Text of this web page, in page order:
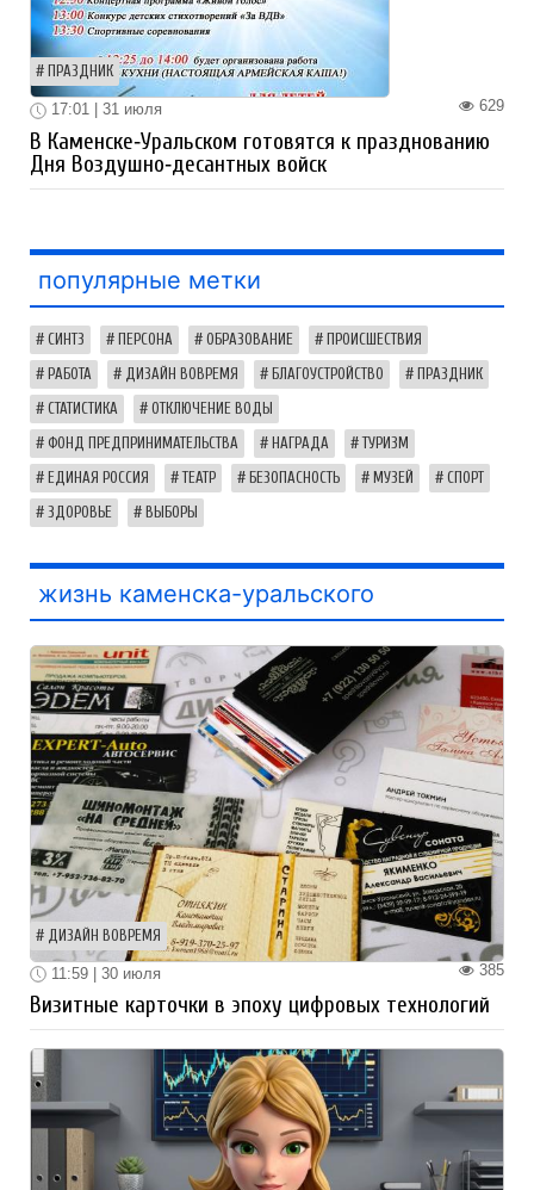
ПРАЗДНИК
629
17:01 | 31 июля
В Каменске‑Уральском готовятся к празднованию
Дня Воздушно‑десантных войск
популярные метки
СИНТЗ ПЕРСОНА ОБРАЗОВАНИЕ ПРОИСШЕСТВИЯ
РАБОТА ДИЗАЙН ВОВРЕМЯ БЛАГОУСТРОЙСТВО ПРАЗДНИК
СТАТИСТИКА ОТКЛЮЧЕНИЕ ВОДЫ
ФОНД ПРЕДПРИНИМАТЕЛЬСТВА НАГРАДА ТУРИЗМ
ЕДИНАЯ РОССИЯ ТЕАТР БЕЗОПАСНОСТЬ МУЗЕЙ СПОРТ
ЗДОРОВЬЕ ВЫБОРЫ
жизнь каменска-уральского
ДИЗАЙН ВОВРЕМЯ
385
11:59 | 30 июля
Визитные карточки в эпоху цифровых технологий